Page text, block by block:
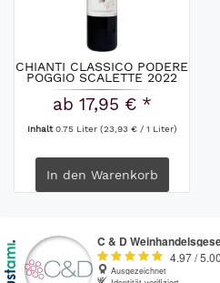
CHIANTI CLASSICO PODERE
POGGIO SCALETTE 2022
ab 17,95 € *
Inhalt0.75 Liter (23,93 € / 1 Liter)
In den Warenkorb